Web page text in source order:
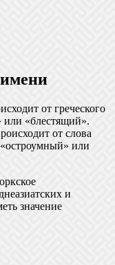
от греческого
или «блестящий».
от слова
или
и
значение